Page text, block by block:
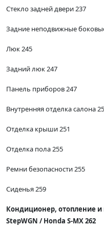
Стекло задней двери 237
Задние неподвижные
Люк 245
Задний люк 247
Панель приборов 247
Внутренняя отделка салона
Отделка крыши 251
Отделка пола 255
Ремни безопасности 255
Сиденья 259
Кондиционер, отопление
StepWGN / Honda S-MX 262